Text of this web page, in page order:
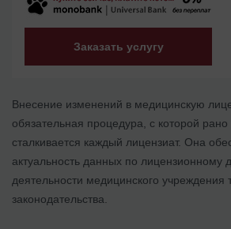
Заказать услугу
Внесение изменений в медицинскую
обязательная процедура, с которой
сталкивается каждый лицензиат. Она
актуальность данных по лицензионному
деятельности медицинского учреждения
законодательства.